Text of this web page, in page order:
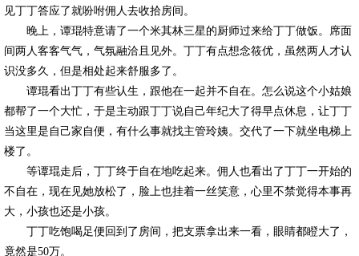
见丁丁答应了就吩咐佣人去收拾房间。
晚上，谭琨特意请了一个米其林三星的厨师过来给丁丁做饭。席面
间两人客客气气，气氛融洽且见外。丁丁有点想念筱优，虽然两人才认
识没多久，但是相处起来舒服多了。
谭琨看出丁丁有些认生，跟他在一起并不自在。怎么说这个小姑娘
都帮了一个大忙，于是主动跟丁丁说自己年纪大了得早点休息，让丁丁
当这里是自己家自便，有什么事就找主管玲姨。交代了一下就坐电梯上
楼了。
等谭琨走后，丁丁终于自在地吃起来。佣人也看出了丁丁一开始的
不自在，现在见她放松了，脸上也挂着一丝笑意，心里不禁觉得本事再
大，小孩也还是小孩。
丁丁吃饱喝足便回到了房间，把支票拿出来一看，眼睛都瞪大了，
竟然是50万。